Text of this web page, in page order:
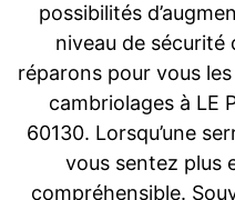
possibilités
niveau de sécurité
réparons pour vous
cambriolages à LE
60130. Lorsqu’une
vous sentez plus
compréhensible.